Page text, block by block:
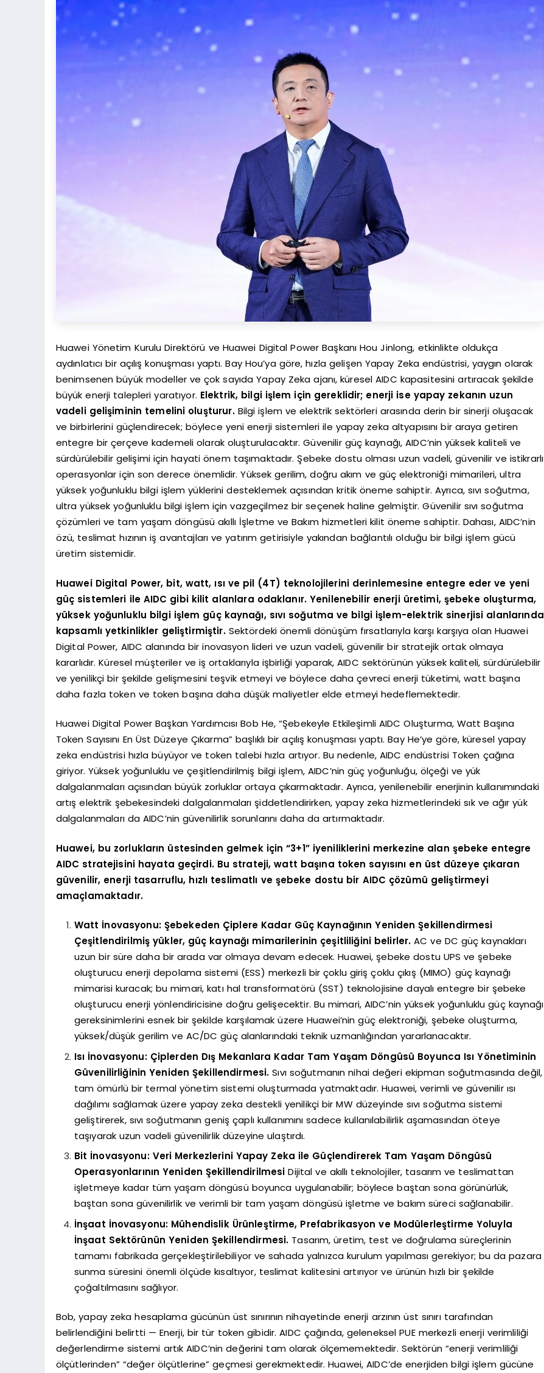
Huawei Yönetim Kurulu Direktörü ve Huawei Digital Power Başkanı Hou Jinlong, etkinlikte oldukça
aydınlatıcı bir açılış konuşması yaptı. Bay Hou’ya göre, hızla gelişen Yapay Zeka endüstrisi, yaygın olarak
benimsenen büyük modeller ve çok sayıda Yapay Zeka ajanı, küresel AIDC kapasitesini artıracak şekilde
büyük enerji talepleri yaratıyor. Elektrik, bilgi işlem için gereklidir; enerji ise yapay zekanın uzun
vadeli gelişiminin temelini oluşturur. Bilgi işlem ve elektrik sektörleri arasında derin bir sinerji oluşacak
ve birbirlerini güçlendirecek; böylece yeni enerji sistemleri ile yapay zeka altyapısını bir araya getiren
entegre bir çerçeve kademeli olarak oluşturulacaktır. Güvenilir güç kaynağı, AIDC’nin yüksek kaliteli ve
sürdürülebilir gelişimi için hayati önem taşımaktadır. Şebeke dostu olması uzun vadeli, güvenilir ve istikrarlı
operasyonlar için son derece önemlidir. Yüksek gerilim, doğru akım ve güç elektroniği mimarileri, ultra
yüksek yoğunluklu bilgi işlem yüklerini desteklemek açısından kritik öneme sahiptir. Ayrıca, sıvı soğutma,
ultra yüksek yoğunluklu bilgi işlem için vazgeçilmez bir seçenek haline gelmiştir. Güvenilir sıvı soğutma
çözümleri ve tam yaşam döngüsü akıllı İşletme ve Bakım hizmetleri kilit öneme sahiptir. Dahası, AIDC’nin
özü, teslimat hızının iş avantajları ve yatırım getirisiyle yakından bağlantılı olduğu bir bilgi işlem gücü
üretim sistemidir.
Huawei Digital Power, bit, watt, ısı ve pil (4T) teknolojilerini derinlemesine entegre eder ve yeni
güç sistemleri ile AIDC gibi kilit alanlara odaklanır. Yenilenebilir enerji üretimi, şebeke oluşturma,
yüksek yoğunluklu bilgi işlem güç kaynağı, sıvı soğutma ve bilgi işlem-elektrik sinerjisi alanlarında
kapsamlı yetkinlikler geliştirmiştir.Sektördeki önemli dönüşüm fırsatlarıyla karşı karşıya olan Huawei
Digital Power, AIDC alanında bir inovasyon lideri ve uzun vadeli, güvenilir bir stratejik ortak olmaya
kararlıdır. Küresel müşteriler ve iş ortaklarıyla işbirliği yaparak, AIDC sektörünün yüksek kaliteli, sürdürülebilir
ve yenilikçi bir şekilde gelişmesini teşvik etmeyi ve böylece daha çevreci enerji tüketimi, watt başına
daha fazla token ve token başına daha düşük maliyetler elde etmeyi hedeflemektedir.
Huawei Digital Power Başkan Yardımcısı Bob He, “Şebekeyle Etkileşimli AIDC Oluşturma, Watt Başına
Token Sayısını En Üst Düzeye Çıkarma” başlıklı bir açılış konuşması yaptı. Bay He’ye göre, küresel yapay
zeka endüstrisi hızla büyüyor ve token talebi hızla artıyor. Bu nedenle, AIDC endüstrisi Token çağına
giriyor. Yüksek yoğunluklu ve çeşitlendirilmiş bilgi işlem, AIDC’nin güç yoğunluğu, ölçeği ve yük
dalgalanmaları açısından büyük zorluklar ortaya çıkarmaktadır. Ayrıca, yenilenebilir enerjinin kullanımındaki
artış elektrik şebekesindeki dalgalanmaları şiddetlendirirken, yapay zeka hizmetlerindeki sık ve ağır yük
dalgalanmaları da AIDC’nin güvenilirlik sorunlarını daha da artırmaktadır.
Huawei, bu zorlukların üstesinden gelmek için “3+1” iyeniliklerini merkezine alan şebeke entegre
AIDC stratejisini hayata geçirdi. Bu strateji, watt başına token sayısını en üst düzeye çıkaran
güvenilir, enerji tasarruflu, hızlı teslimatlı ve şebeke dostu bir AIDC çözümü geliştirmeyi
amaçlamaktadır.
Watt İnovasyonu: Şebekeden Çiplere Kadar Güç Kaynağının Yeniden Şekillendirmesi
Çeşitlendirilmiş yükler, güç kaynağı mimarilerinin çeşitliliğini belirler.AC ve DC güç kaynakları
uzun bir süre daha bir arada var olmaya devam edecek. Huawei, şebeke dostu UPS ve şebeke
oluşturucu enerji depolama sistemi (ESS) merkezli bir çoklu giriş çoklu çıkış (MIMO) güç kaynağı
mimarisi kuracak; bu mimari, katı hal transformatörü (SST) teknolojisine dayalı entegre bir şebeke
oluşturucu enerji yönlendiricisine doğru gelişecektir. Bu mimari, AIDC’nin yüksek yoğunluklu güç kaynağı
gereksinimlerini esnek bir şekilde karşılamak üzere Huawei’nin güç elektroniği, şebeke oluşturma,
yüksek/düşük gerilim ve AC/DC güç alanlarındaki teknik uzmanlığından yararlanacaktır.
Isı İnovasyonu: Çiplerden Dış Mekanlara Kadar Tam Yaşam Döngüsü Boyunca Isı Yönetiminin
Güvenilirliğinin Yeniden Şekillendirmesi.Sıvı soğutmanın nihai değeri ekipman soğutmasında değil,
tam ömürlü bir termal yönetim sistemi oluşturmada yatmaktadır. Huawei, verimli ve güvenilir ısı
dağılımı sağlamak üzere yapay zeka destekli yenilikçi bir MW düzeyinde sıvı soğutma sistemi
geliştirerek, sıvı soğutmanın geniş çaplı kullanımını sadece kullanılabilirlik aşamasından öteye
taşıyarak uzun vadeli güvenilirlik düzeyine ulaştırdı.
Bit İnovasyonu: Veri Merkezlerini Yapay Zeka ile Güçlendirerek Tam Yaşam Döngüsü
Operasyonlarının Yeniden Şekillendirilmesi Dijital ve akıllı teknolojiler, tasarım ve teslimattan
işletmeye kadar tüm yaşam döngüsü boyunca uygulanabilir; böylece baştan sona görünürlük,
baştan sona güvenilirlik ve verimli bir tam yaşam döngüsü işletme ve bakım süreci sağlanabilir.
İnşaat İnovasyonu: Mühendislik Ürünleştirme, Prefabrikasyon ve Modülerleştirme Yoluyla
İnşaat Sektörünün Yeniden Şekillendirmesi. Tasarım, üretim, test ve doğrulama süreçlerinin
tamamı fabrikada gerçekleştirilebiliyor ve sahada yalnızca kurulum yapılması gerekiyor; bu da pazara
sunma süresini önemli ölçüde kısaltıyor, teslimat kalitesini artırıyor ve ürünün hızlı bir şekilde
çoğaltılmasını sağlıyor.
Bob, yapay zeka hesaplama gücünün üst sınırının nihayetinde enerji arzının üst sınırı tarafından
belirlendiğini belirtti — Enerji, bir tür token gibidir. AIDC çağında, geleneksel PUE merkezli enerji verimliliği
değerlendirme sistemi artık AIDC’nin değerini tam olarak ölçememektedir. Sektörün “enerji verimliliği
ölçütlerinden” “değer ölçütlerine” geçmesi gerekmektedir. Huawei, AIDC’de enerjiden bilgi işlem gücüne